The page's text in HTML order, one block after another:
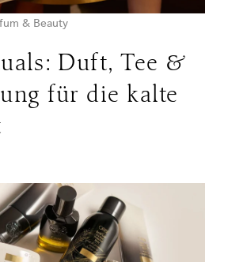
& Beauty
Duft, Tee &
für die kalte